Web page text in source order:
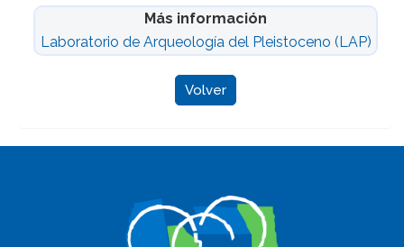
Más información
Laboratorio de Arqueología del Pleistoceno (LAP)
Volver